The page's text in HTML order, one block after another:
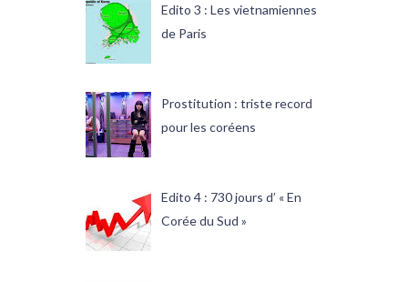
Edito 3 : Les vietnamiennes
de Paris
Prostitution : triste record
pour les coréens
Edito 4 : 730 jours d’ « En
Corée du Sud »